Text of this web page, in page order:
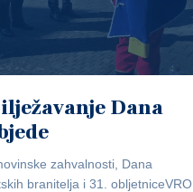
Dana
zahvalnosti, Dana
branitelja i 31. obljetniceVRO